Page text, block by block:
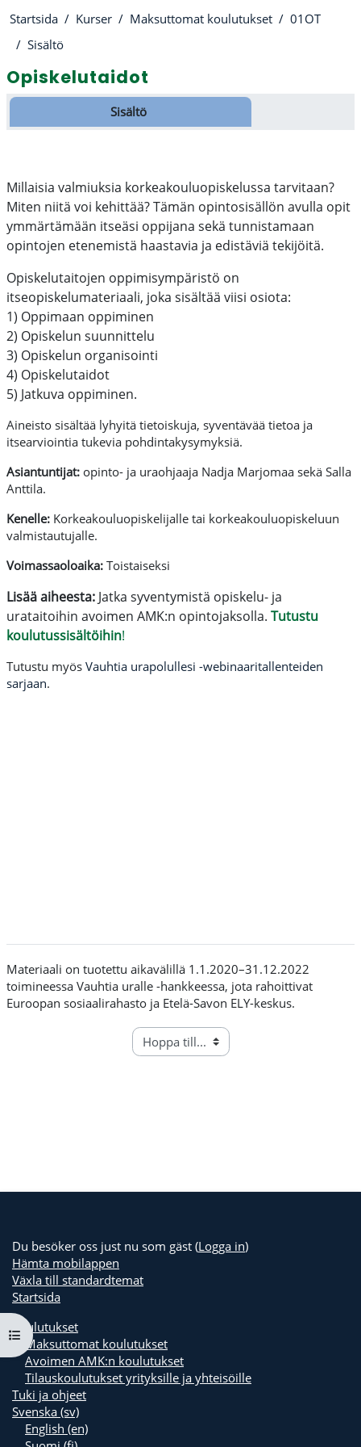
Öppna kursmenyn
Startsida Kurser Maksuttomat koulutukset
01OT
Sisältö
Opiskelutaidot
Avsnittsöversikt
Sisältö
Millaisia valmiuksia korkeakouluopiskelussa tarvitaan?
Miten niitä voi kehittää? Tämän opintosisällön avulla opit
ymmärtämään itseäsi oppijana sekä tunnistamaan
opintojen etenemistä haastavia ja edistäviä tekijöitä.
Opiskelutaitojen oppimisympäristö on
itseopiskelumateriaali, joka sisältää viisi osiota:
1) Oppimaan oppiminen
2) Opiskelun suunnittelu
3) Opiskelun organisointi
4) Opiskelutaidot
5) Jatkuva oppiminen.
Aineisto sisältää lyhyitä tietoiskuja, syventävää tietoa ja
itsearviointia tukevia pohdintakysymyksiä.
Asiantuntijat: opinto- ja uraohjaaja Nadja Marjomaa sekä Salla
Anttila.
Kenelle: Korkeakouluopiskelijalle tai korkeakouluopiskeluun
valmistautujalle.
Voimassaoloaika: Toistaiseksi
Lisää aiheesta: Jatka syventymistä opiskelu- ja
urataitoihin avoimen AMK:n opintojaksolla. Tutustu
koulutussisältöihin!
Tutustu myös Vauhtia urapolullesi -webinaaritallenteiden
sarjaan.
Materiaali on tuotettu aikavälillä 1.1.2020–31.12.2022
toimineessa Vauhtia uralle -hankkeessa, jota rahoittivat
Euroopan sosiaalirahasto ja Etelä-Savon ELY-keskus.
Du besöker oss just nu som gäst (Logga in)
Hämta mobilappen
Växla till standardtemat
Startsida
Koulutukset
Maksuttomat koulutukset
Avoimen AMK:n koulutukset
Tilauskoulutukset yrityksille ja yhteisöille
Tuki ja ohjeet
Svenska ‎(sv)‎
English ‎(en)‎